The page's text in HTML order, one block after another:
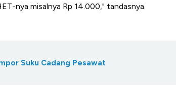
nya misalnya Rp 14.000," tandasnya.
Suku Cadang Pesawat